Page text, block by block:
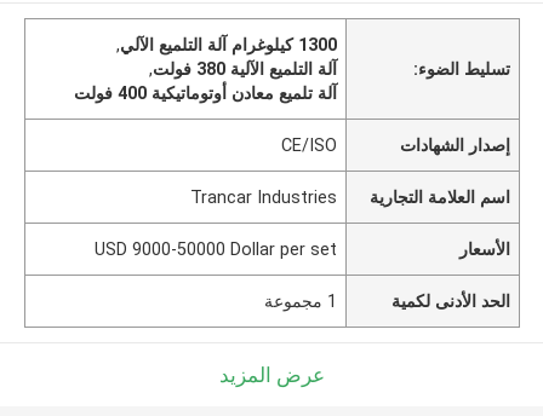
تسليط الضوء:
1300 كيلوغرام آلة التلميع الآلي
,
آلة التلميع الآلية 380 فولت
,
آلة تلميع معادن أوتوماتيكية 400 فولت
إصدار الشهادات CE/ISO
اسم العلامة التجارية Trancar Industries
الأسعار USD 9000-50000 Dollar per set
الحد الأدنى لكمية 1 مجموعة
عرض المزيد